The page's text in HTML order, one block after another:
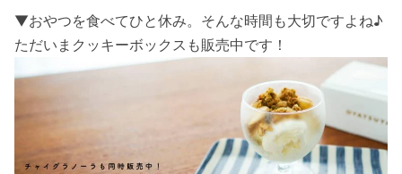
▼おやつを食べてひと休み。そんな時間も大切ですよね♪
ただいまクッキーボックスも販売中です！